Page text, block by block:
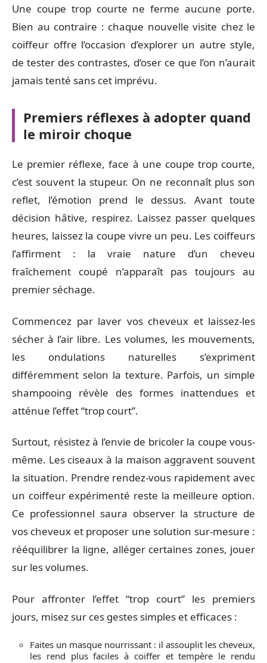
Une coupe trop courte ne ferme aucune porte.
Bien au contraire : chaque nouvelle visite chez le
coiffeur offre l’occasion d’explorer un autre style,
de tester des contrastes, d’oser ce que l’on n’aurait
jamais tenté sans cet imprévu.
Premiers réflexes à adopter quand
le miroir choque
Le premier réflexe, face à une coupe trop courte,
c’est souvent la stupeur. On ne reconnaît plus son
reflet, l’émotion prend le dessus. Avant toute
décision hâtive, respirez. Laissez passer quelques
heures, laissez la coupe vivre un peu. Les coiffeurs
l’affirment : la vraie nature d’un cheveu
fraîchement coupé n’apparaît pas toujours au
premier séchage.
Commencez par laver vos cheveux et laissez-les
sécher à l’air libre. Les volumes, les mouvements,
les ondulations naturelles s’expriment
différemment selon la texture. Parfois, un simple
shampooing révèle des formes inattendues et
atténue l’effet “trop court”.
Surtout, résistez à l’envie de bricoler la coupe vous-
même. Les ciseaux à la maison aggravent souvent
la situation. Prendre rendez-vous rapidement avec
un coiffeur expérimenté reste la meilleure option.
Ce professionnel saura observer la structure de
vos cheveux et proposer une solution sur-mesure :
rééquilibrer la ligne, alléger certaines zones, jouer
sur les volumes.
Pour affronter l’effet “trop court” les premiers
jours, misez sur ces gestes simples et efficaces :
Faites un masque nourrissant : il assouplit les cheveux,
les rend plus faciles à coiffer et tempère le rendu